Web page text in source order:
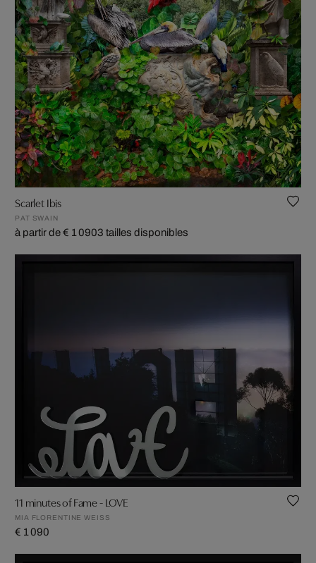
Scarlet Ibis
PAT SWAIN
à partir de € 1 0903 tailles disponibles
11 minutes of Fame - LOVE
MIA FLORENTINE WEISS
€ 1 090